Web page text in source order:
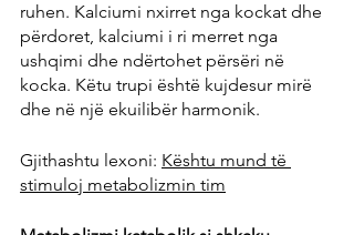
ruhen. Kalciumi nxirret nga kockat dhe
përdoret, kalciumi i ri merret nga
ushqimi dhe ndërtohet përsëri në
kocka. Këtu trupi është kujdesur mirë
dhe në një ekuilibër harmonik.
Gjithashtu lexoni: Kështu mund të
stimuloj metabolizmin tim